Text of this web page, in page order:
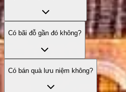
Có bãi đỗ gần đó không?
Có bán quà lưu niệm không?